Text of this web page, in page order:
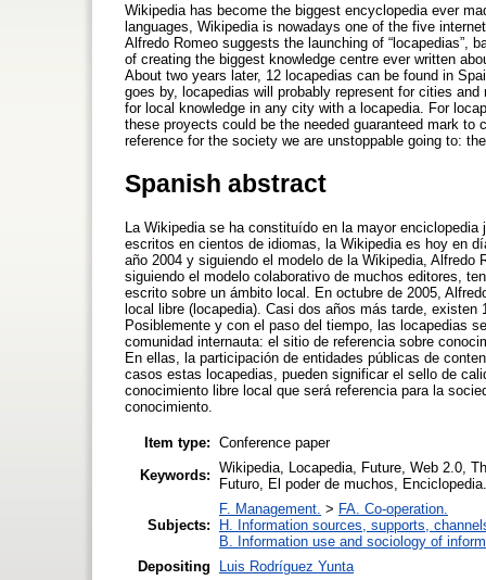
Wikipedia has become the biggest encyclopedia ever
languages, Wikipedia is nowadays one of the five
Alfredo Romeo suggests the launching of “locapedias”,
of creating the biggest knowledge centre ever written
About two years later, 12 locapedias can be found in
goes by, locapedias will probably represent for cities
for local knowledge in any city with a locapedia. For
these proyects could be the needed guaranteed mark
reference for the society we are unstoppable going to:
Spanish abstract
La Wikipedia se ha constituído en la mayor
escritos en cientos de idiomas, la Wikipedia es hoy en
año 2004 y siguiendo el modelo de la Wikipedia,
siguiendo el modelo colaborativo de muchos editores,
escrito sobre un ámbito local. En octubre de 2005,
local libre (locapedia). Casi dos años más tarde,
Posiblemente y con el paso del tiempo, las locapedias
comunidad internauta: el sitio de referencia sobre
En ellas, la participación de entidades públicas de
casos estas locapedias, pueden significar el sello de
conocimiento libre local que será referencia para la
conocimiento.
Item type: Conference paper
Keywords: Wikipedia, Locapedia, Future, Web 2.0,
Futuro, El poder de muchos, Enciclopedia.
Subjects:
F. Management. > FA. Co-operation.
H. Information sources, supports,
B. Information use and sociology of
Depositing
Luis Rodríguez Yunta